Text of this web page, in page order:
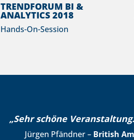
TRENDFORUM BI &
ANALYTICS 2018
Hands-On-Session
„Sehr schöne
Jürgen Pfändner – British